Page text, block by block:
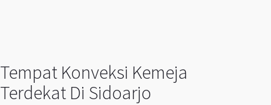
Tempat Konveksi Kemeja
Terdekat Di Sidoarjo